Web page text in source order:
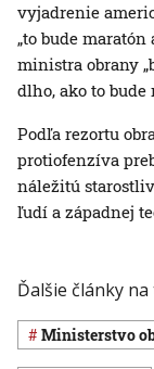
vyjadrenie
„to bude
ministra obrany
dlho, ako to bude
Podľa rezortu
protiofenzíva
náležitú
ľudí a západnej
Ďalšie články na
Ministerstvo